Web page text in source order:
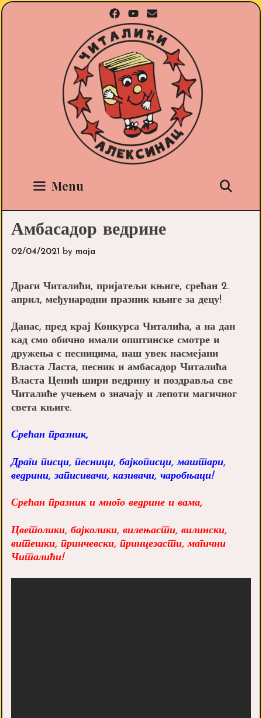
Skip
Menu
Амбасадор ведрине
02/04/2021 by maja
Драги Читалићи, пријатељи књиге, срећан 2.
април, међународни празник књиге за децу!
Данас, пред крај Конкурса Читалића, а на дан
кад смо обично имали општинске смотре и
дружења с песницима, наш увек насмејани
Власта Ласта, песник и амбасадор Читалића
Власта Ценић шири ведрину и поздравља све
Читалиће учењем о значају и лепоти магичног
света књиге.
Срећан празник,
Драги писци, песници, бајкописци, маштари,
ведрини, записивачи, казивачи, чаробњаци!
Срећан празник и много ведрине и вама,
Цветолики, бајколики, вилењасти, вилински,
витешки, принчевски, принцезасти, магични
Читалићи!